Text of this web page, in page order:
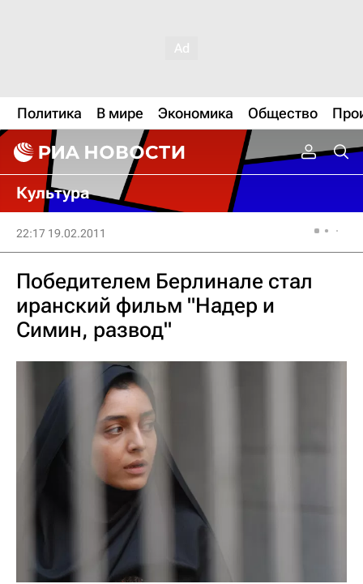
Политика В мире Экономика Общество
Культура
22:17 19.02.2011
Победителем Берлинале стал
иранский фильм "Надер и
Симин, развод"